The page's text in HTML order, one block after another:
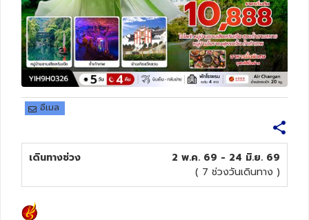
อีเมล
เดินทางช่วง
2 พ.ค. 69 - 24 มิ.ย. 69
( 7 ช่วงวันเดินทาง )
ทัวร์อียิปต์
ทัวร์จอร์เจีย
ทัวร์นิวซีแลนด์
ทัวร์ออสเตรเลีย